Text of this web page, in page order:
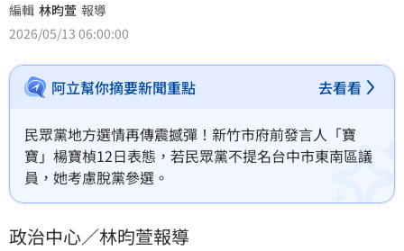
編輯 林昀萱 報導
2026/05/13 06:00:00
阿立幫你摘要新聞重點 去看看
民眾黨地方選情再傳震撼彈！新竹市府前發言人「寶
寶」楊寶楨12日表態，若民眾黨不提名台中市東南區議
員，她考慮脫黨參選。
政治中心／林昀萱報導